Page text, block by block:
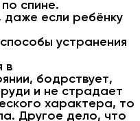
спине.
даже если ребёнку
устранения
в
бодрствует,
и не страдает
характера, то
Другое дело, что